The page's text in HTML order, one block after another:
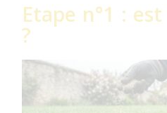
Etape n°1 :
?